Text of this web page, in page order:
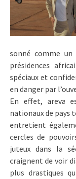
sonné comme
présidences
spéciaux et
en danger par
En effet, areva
nationaux de pays
entretient
cercles de
juteux dans la
craignent de voir
plus drastiques